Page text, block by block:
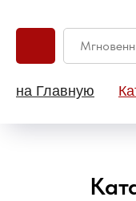
на Главную